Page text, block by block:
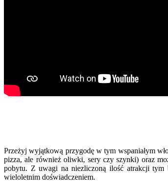
Przeżyj wyjątkową przygodę w tym wspaniałym
pizza, ale również oliwki, sery czy szynki) oraz
pobytu. Z uwagi na niezliczoną ilość atrakcji tym
wieloletnim doświadczeniem.